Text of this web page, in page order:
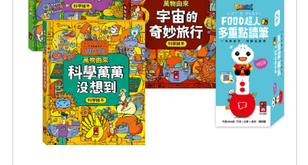
老師您好!!幼教會員火熱招募中~
海外購物免煩惱！點我查看『海外購物流程說明』